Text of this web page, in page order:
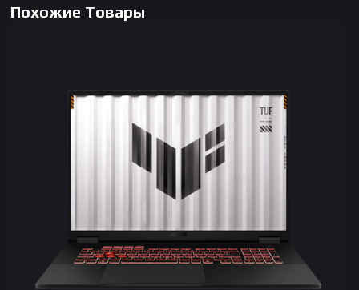
Похожие Товары